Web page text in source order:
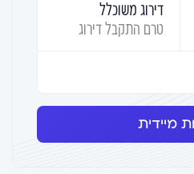
דירוג משוכלל
טרם התקבל דירוג
מיידית